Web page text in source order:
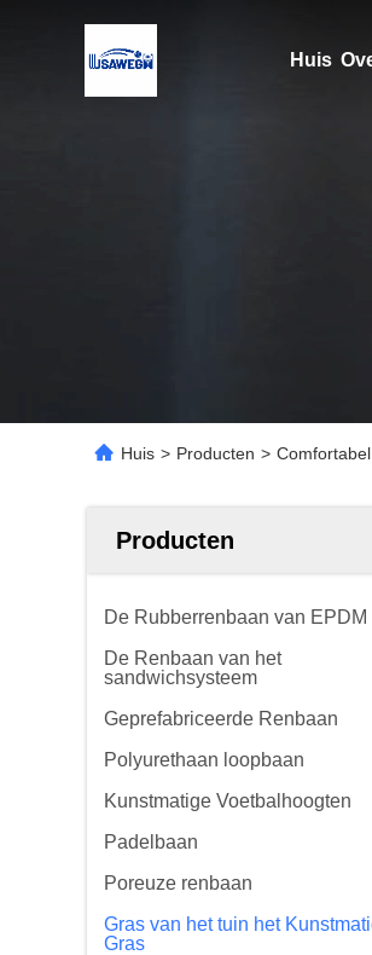
Huis
Huis > Producten >
Producten
De Rubberrenbaan van EPDM
De Renbaan van het
sandwichsysteem
Geprefabriceerde Renbaan
Polyurethaan loopbaan
Kunstmatige Voetbalhoogten
Padelbaan
Poreuze renbaan
Gras van het tuin het
Gras